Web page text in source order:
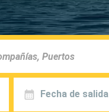
Fecha de salida